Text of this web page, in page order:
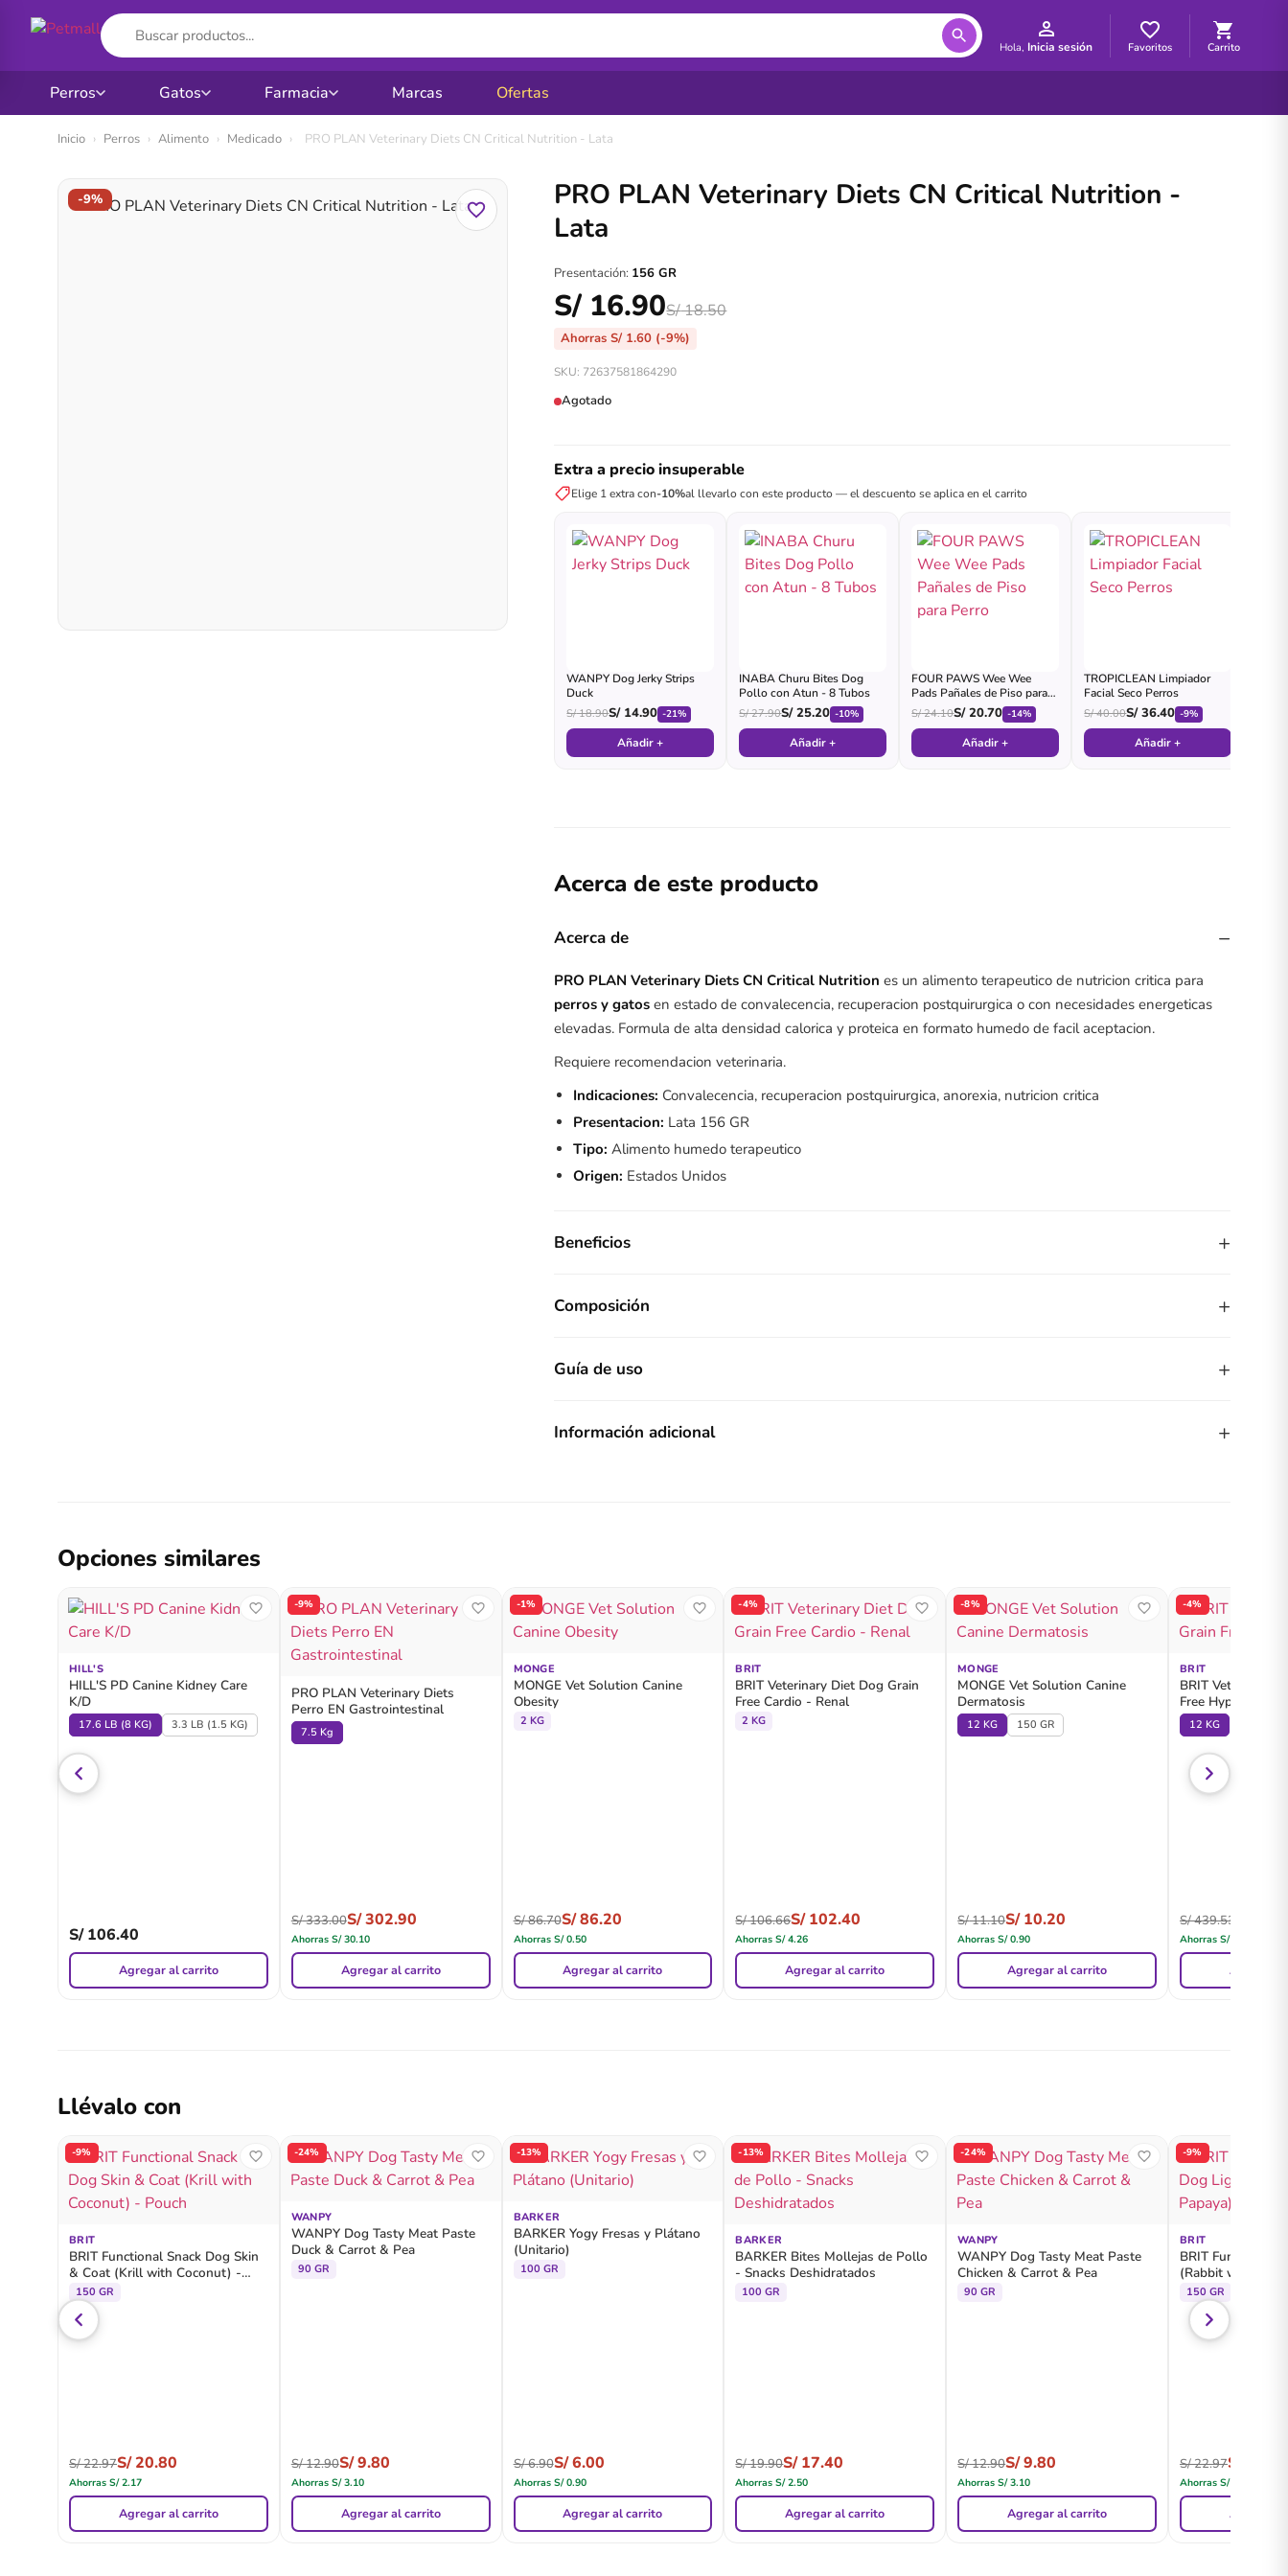
Hola, Inicia sesión Favoritos Carrito
Perros Gatos Farmacia Marcas Ofertas
Inicio › Perros › Alimento › Medicado › PRO PLAN Veterinary Diets CN Critical Nutrition - Lata
-9%
PRO PLAN Veterinary Diets CN Critical Nutrition -
Lata
S/ 16.90S/18.50
AhorrasS/ 1.60 (-9%)
SKU: 72637581864290
Presentación: 156 GR
Agotado
Extra a precio insuperable
Elige 1 extra con-10%al llevarlo con este producto — el descuento se aplica en el carrito
WANPY Dog Jerky Strips
Duck
S/18.90S/14.90 -21%
Añadir +
INABA Churu Bites Dog
Pollo con Atun - 8 Tubos
S/27.90S/25.20 -10%
Añadir +
FOUR PAWS Wee Wee
Pads Pañales de Piso para
Perro
S/24.10S/20.70 -14%
Añadir +
TROPICLEAN Limpiador
Facial Seco Perros
S/40.00S/36.40 -9%
Añadir +
Acerca de este producto
Acerca de −
PRO PLAN Veterinary Diets CN Critical Nutrition es un alimento terapeutico de nutricion critica para
perros y gatos en estado de convalecencia, recuperacion postquirurgica o con necesidades energeticas
elevadas. Formula de alta densidad calorica y proteica en formato humedo de facil aceptacion.
Requiere recomendacion veterinaria.
Indicaciones: Convalecencia, recuperacion postquirurgica, anorexia, nutricion critica
Presentacion: Lata 156 GR
Tipo: Alimento humedo terapeutico
Origen: Estados Unidos
Beneficios +
Composición +
Guía de uso +
Información adicional +
Opciones similares
HILL'S
HILL'S PD Canine Kidney Care
K/D
17.6 LB (8 KG) 3.3 LB (1.5 KG)
S/106.40
Agregar al carrito
-9%
PRO PLAN Veterinary Diets
Perro EN Gastrointestinal
7.5 Kg
S/333.00S/302.90
Ahorras S/30.10
Agregar al carrito
-1%
MONGE
MONGE Vet Solution Canine
Obesity
2 KG
S/86.70S/86.20
Ahorras S/0.50
Agregar al carrito
-4%
BRIT
BRIT Veterinary Diet Dog Grain
Free Cardio - Renal
2 KG
S/106.66S/102.40
AhorrasS/4.26
Agregar al carrito
-8%
MONGE
MONGE Vet Solution Canine
Dermatosis
12 KG 150 GR
S/11.10S/10.20
AhorrasS/0.90
Agregar al carrito
-4%
BRIT
BRIT Veterinary
Free
12 KG
S/439.53
Ahorras S/17.63
Agregar
Llévalo con
-9%
BRIT
BRIT Functional Snack Dog Skin
& Coat (Krill with Coconut) -
Pouch
150 GR
S/22.97S/20.80
Ahorras S/2.17
Agregar al carrito
-24%
WANPY
WANPY Dog Tasty Meat Paste
Duck & Carrot & Pea
90 GR
S/12.90S/9.80
Ahorras S/3.10
Agregar al carrito
-13%
BARKER
BARKER Yogy Fresas y Plátano
(Unitario)
100 GR
S/6.90S/6.00
Ahorras S/0.90
Agregar al carrito
-13%
BARKER
BARKER Bites Mollejas de Pollo
- Snacks Deshidratados
100 GR
S/19.90S/17.40
AhorrasS/2.50
Agregar al carrito
-24%
WANPY
WANPY Dog Tasty Meat Paste
Chicken & Carrot & Pea
90 GR
S/12.90S/9.80
AhorrasS/3.10
Agregar al carrito
-9%
BRIT
BRIT Functional
(Rabbit with
150 GR
S/22.97S/
Ahorras S/2.17
Agregar